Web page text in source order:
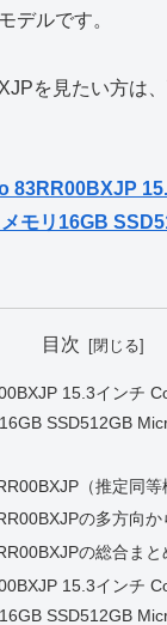
デルです。
を見たい方は
83RR00BXJP
モリ16GB
目次
15.3インチ
SSD512GB
（推定同等
の多方向か
の総合まと
15.3インチ
SSD512GB